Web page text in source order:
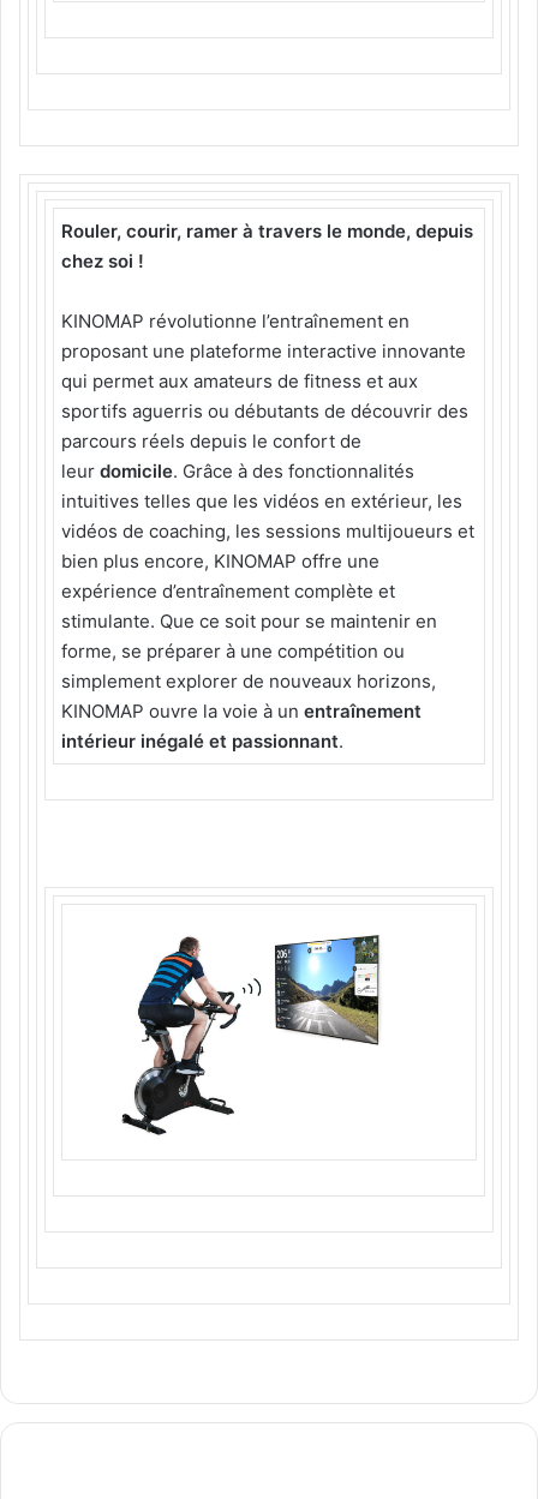
Rouler, courir, ramer à travers le monde, depuis
chez soi !
KINOMAP révolutionne l’entraînement en
proposant une plateforme interactive innovante
qui permet aux amateurs de fitness et aux
sportifs aguerris ou débutants de découvrir des
parcours réels depuis le confort de
leur domicile. Grâce à des fonctionnalités
intuitives telles que les vidéos en extérieur, les
vidéos de coaching, les sessions multijoueurs et
bien plus encore, KINOMAP offre une
expérience d’entraînement complète et
stimulante. Que ce soit pour se maintenir en
forme, se préparer à une compétition ou
simplement explorer de nouveaux horizons,
KINOMAP ouvre la voie à un entraînement
intérieur inégalé et passionnant.